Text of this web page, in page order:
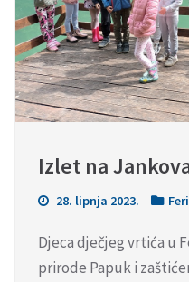
Izlet na
28. lipnja 2023.
Djeca dječjeg vrtića u
prirode Papuk i